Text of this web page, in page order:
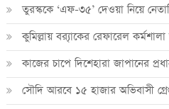
তুরস্ককে ‘এফ-৩৫’ দেওয়া নিয়ে
কুমিল্লায় ব্র‍্যাকের রেফারেল
কাজের চাপে দিশেহারা জাপানের
সৌদি আরবে ১৫ হাজার অভিবাসী